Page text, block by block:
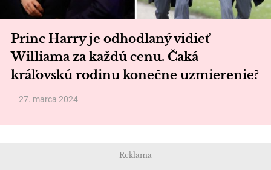
Princ Harry je odhodlaný vidieť
Williama za každú cenu. Čaká
kráľovskú rodinu konečne uzmierenie?
27. marca 2024
Reklama